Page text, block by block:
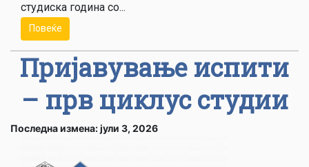
студиска година со...
Повеќе
Пријавување испити
– прв циклус студии
Последна измена: јули 3, 2026